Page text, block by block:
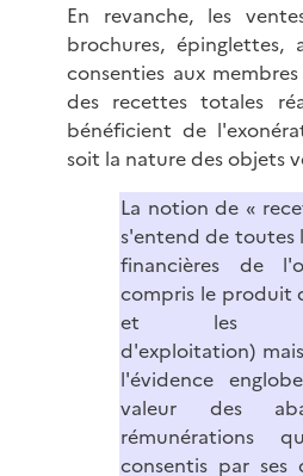
En revanche, les
brochures,
consenties aux
des recettes totales
bénéficient de
soit la nature des objets
La notion de «
s'entend de toutes
financières de
compris le produit
et les
d'exploitation)
l'évidence
valeur des
rémunérations
consentis par ses